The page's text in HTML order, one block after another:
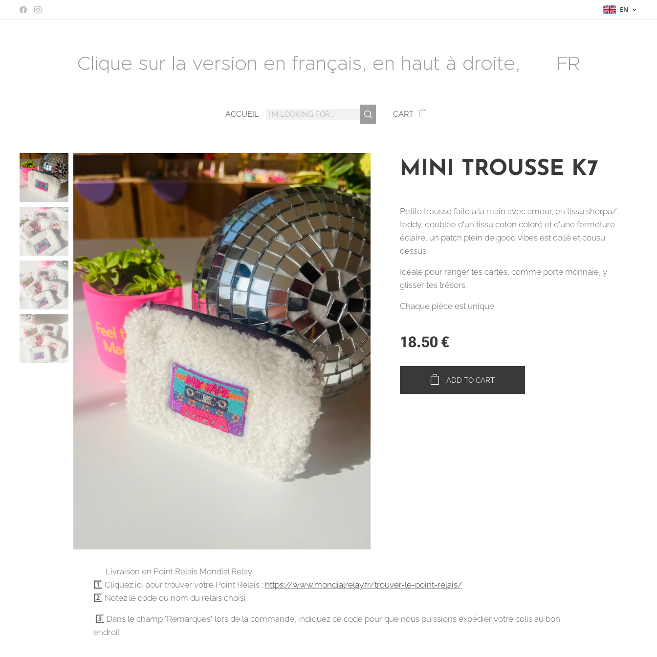
EN
Clique sur la version en français, en haut à droite, 🇫🇷 FR
ACCUEIL CART
MINI TROUSSE K7
Petite trousse faite à la main avec amour, en tissu sherpa/
teddy, doublée d'un tissu coton coloré et d'une fermeture
éclaire, un patch plein de good vibes est collé et cousu
dessus.
Idéale pour ranger tes cartes, comme porte monnaie, y
glisser tes trésors.
Chaque pièce est unique.
18.50 €
ADD TO CART
🏪 Livraison en Point Relais Mondial Relay
1️⃣ Cliquez ici pour trouver votre Point Relais : https://www.mondialrelay.fr/trouver-le-point-relais/
2️⃣ Notez le code ou nom du relais choisi
3️⃣ Dans le champ "Remarques" lors de la commande, indiquez ce code pour que nous puissions expédier votre colis au bon
endroit.